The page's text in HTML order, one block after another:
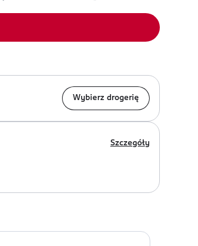
Wybierz drogerię
Szczegóły